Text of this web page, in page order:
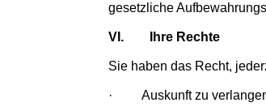
gesetzliche
VI. Ihre Rechte
Sie haben das Recht,
· Auskunft zu verlangen,